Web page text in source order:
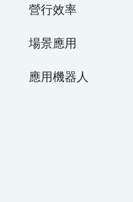
營行效率
場景應用
應用機器人